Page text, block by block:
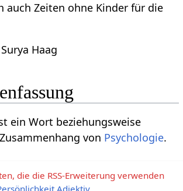
auch Zeiten ohne Kinder für die
Haag
von Psychologie.
die die RSS-Erweiterung verwenden
Adjektiv